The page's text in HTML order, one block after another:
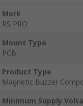
Merk
RS PRO
Mount Type
PCB
Product Type
Magnetic Buzzer
Minimum Supply